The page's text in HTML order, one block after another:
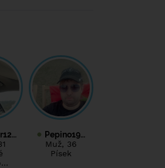
Pepino19…
Muž, 36
Písek